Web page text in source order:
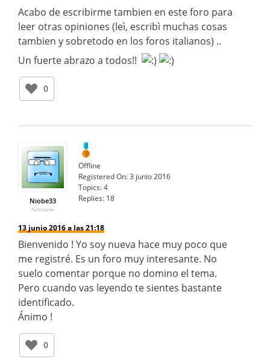
Acabo de escribirme tambien en este foro para
leer otras opiniones (leì, escribì muchas cosas
tambien y sobretodo en los foros italianos) ..
Un fuerte abrazo a todos!!
0
Niobe33
Participante
Offline
Registered On:3 junio 2016
Topics:4
Replies: 18
13 junio 2016 a las 21:18
Bienvenido ! Yo soy nueva hace muy poco que
me registré. Es un foro muy interesante. No
suelo comentar porque no domino el tema.
Pero cuando vas leyendo te sientes bastante
identificado.
Ánimo !
0